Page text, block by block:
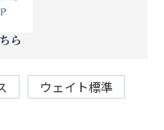
ら
ウェイト標準